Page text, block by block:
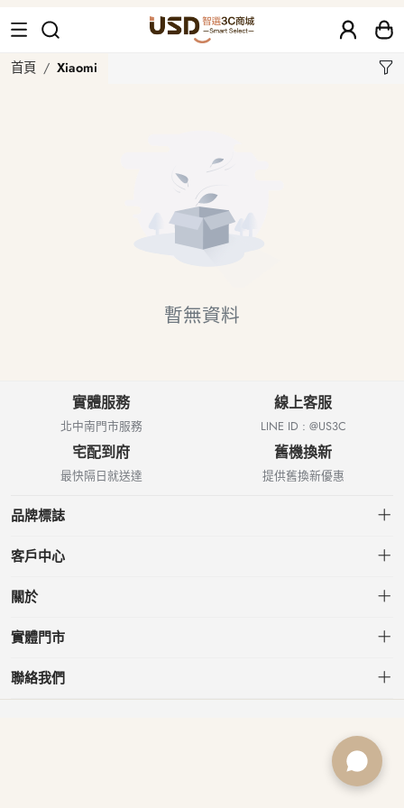
Xiaomi
首頁 Xiaomi
暫無資料
實體服務
北中南門市服務
線上客服
LINE ID : @US3C
宅配到府
最快隔日就送達
舊機換新
提供舊換新優惠
品牌標誌
客戶中心
會員中心
關於
關於US3C
實體門市
台北小南門店
台北南港店
聯絡我們